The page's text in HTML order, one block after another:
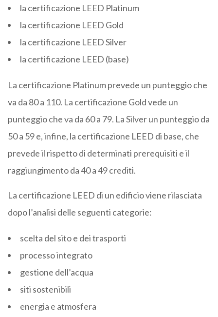
la certificazione LEED Platinum
la certificazione LEED Gold
la certificazione LEED Silver
la certificazione LEED (base)
La certificazione Platinum prevede un punteggio che
va da 80 a 110. La certificazione Gold vede un
punteggio che va da 60 a 79. La Silver un punteggio da
50 a 59 e, infine, la certificazione LEED di base, che
prevede il rispetto di determinati prerequisiti e il
raggiungimento da 40 a 49 crediti.
La certificazione LEED di un edificio viene rilasciata
dopo l’analisi delle seguenti categorie:
scelta del sito e dei trasporti
processo integrato
gestione dell’acqua
siti sostenibili
energia e atmosfera